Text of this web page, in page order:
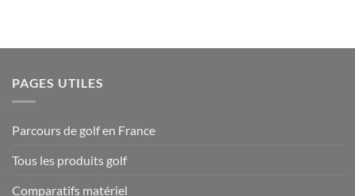
PAGES UTILES
Parcours de golf en France
Tous les produits golf
Comparatifs matériel